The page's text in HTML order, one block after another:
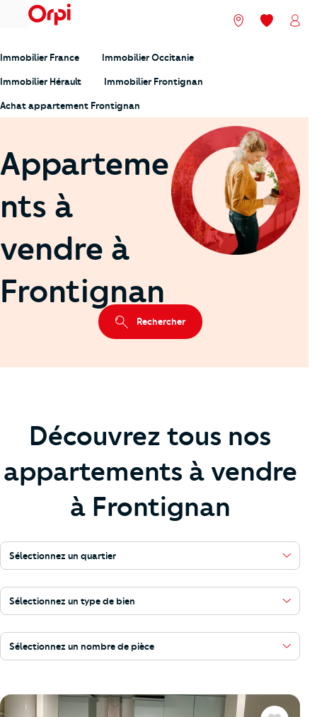
menu Nos agences
Mes
Immobilier France Immobilier Occitanie
Immobilier Hérault Immobilier Frontignan
Achat appartement Frontignan
Apparteme
nts à
vendre à
Frontignan
Rechercher
Découvrez tous nos
appartements à vendre
à Frontignan
Sélectionnez un quartier
Sélectionnez un type de bien
Sélectionnez un nombre de pièce